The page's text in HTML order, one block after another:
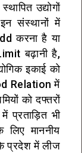
उद्योगों
संस्थानों में
करना है या
बढ़ानी है,
इकाई को
Relation में
को दफ्तरों
भी
माननीय
प्रदेश में लीज